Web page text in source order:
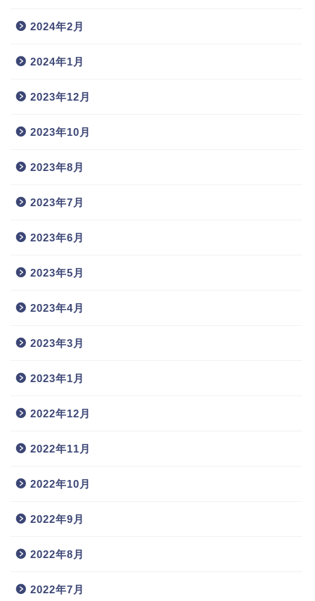
2024年2月
2024年1月
2023年12月
2023年10月
2023年8月
2023年7月
2023年6月
2023年5月
2023年4月
2023年3月
2023年1月
2022年12月
2022年11月
2022年10月
2022年9月
2022年8月
2022年7月